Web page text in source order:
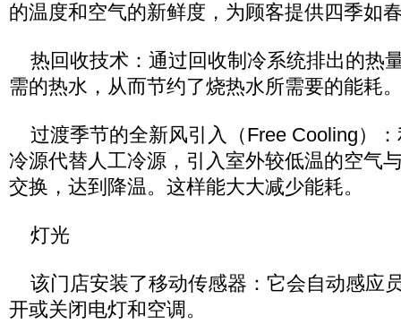
的温度和空气的新鲜度，为顾客提供四季如
热回收技术：通过回收制冷系统排出的热
需的热水，从而节约了烧热水所需要的能耗
过渡季节的全新风引入（Free Cooling）
冷源代替人工冷源，引入室外较低温的空气
交换，达到降温。这样能大大减少能耗。
灯光
该门店安装了移动传感器：它会自动感应
开或关闭电灯和空调。